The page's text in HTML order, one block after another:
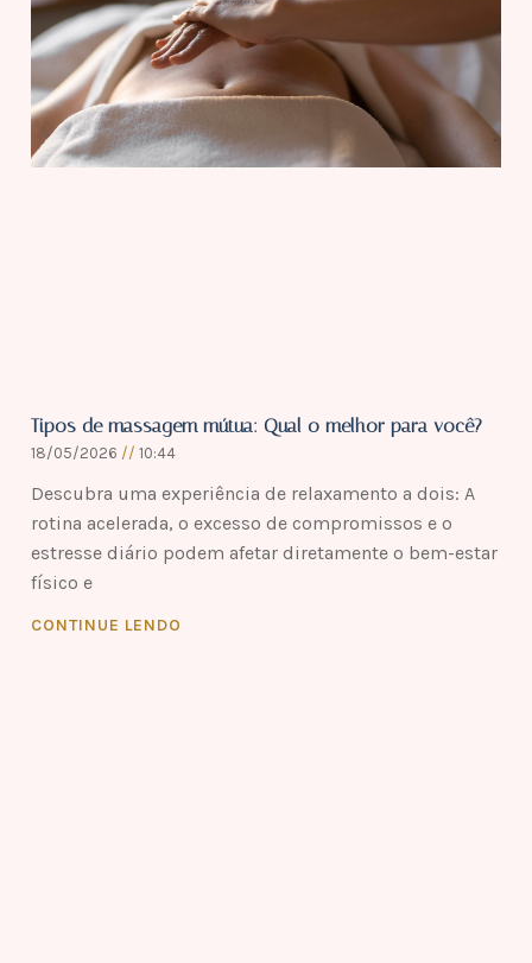
Tipos de massagem mútua: Qual o melhor para você?
18/05/2026 10:44
Descubra uma experiência de relaxamento a dois: A
rotina acelerada, o excesso de compromissos e o
estresse diário podem afetar diretamente o bem-estar
físico e
CONTINUE LENDO